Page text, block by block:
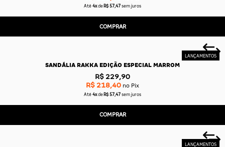
Até 4x de R$ 57,47 sem juros
COMPRAR
SANDÁLIA RAKKA EDIÇÃO ESPECIAL MARROM
R$ 229,90
R$ 218,40 no Pix
Até 4x de R$ 57,47 sem juros
COMPRAR